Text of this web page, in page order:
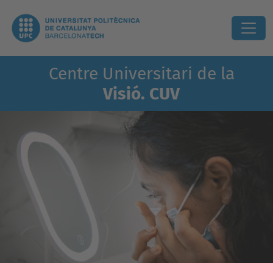
Centre Universitari de la
Visió. CUV